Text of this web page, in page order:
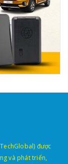
được
và phát triển,